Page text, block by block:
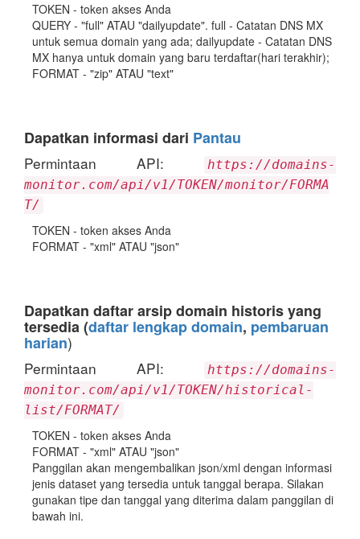
TOKEN - token akses Anda
QUERY - "full" ATAU "dailyupdate". full - Catatan DNS MX
untuk semua domain yang ada; dailyupdate - Catatan DNS
MX hanya untuk domain yang baru terdaftar(hari terakhir);
FORMAT - "zip" ATAU "text"
Dapatkan informasi dari Pantau
Permintaan API:
https://domains-
monitor.com/api/v1/TOKEN/monitor/FORMA
T/
TOKEN - token akses Anda
FORMAT - "xml" ATAU "json"
Dapatkan daftar arsip domain historis yang
tersedia (daftar lengkap domain, pembaruan
harian)
Permintaan API:
https://domains-
monitor.com/api/v1/TOKEN/historical-
list/FORMAT/
TOKEN - token akses Anda
FORMAT - "xml" ATAU "json"
Panggilan akan mengembalikan json/xml dengan informasi
jenis dataset yang tersedia untuk tanggal berapa. Silakan
gunakan tipe dan tanggal yang diterima dalam panggilan di
bawah ini.